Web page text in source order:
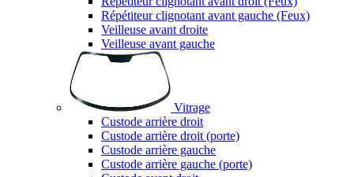
Répétiteur clignotant avant gauche (Feux)
Veilleuse avant droite
Veilleuse avant gauche
Vitrage
Custode arrière droit
Custode arrière droit (porte)
Custode arrière gauche
Custode arrière gauche (porte)